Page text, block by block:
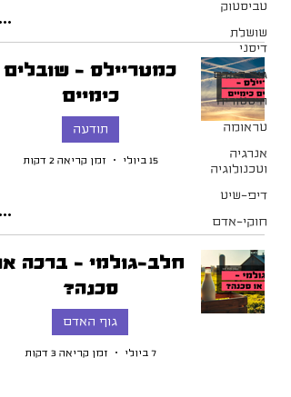
טביסטוק
שושלת
דיסני
גוף האדם
היסטוריה
טראומה
אנרגיה
וטכנולוגיה
דיפ-שיט
חוקי-אדם
כמטריילס - שובלים
כימיים
תודעה
15 ביולי זמן קריאה 2 דקות
חלב-גולמי - ברכה
סכנה?
גוף האדם
7 ביולי זמן קריאה 3 דקות